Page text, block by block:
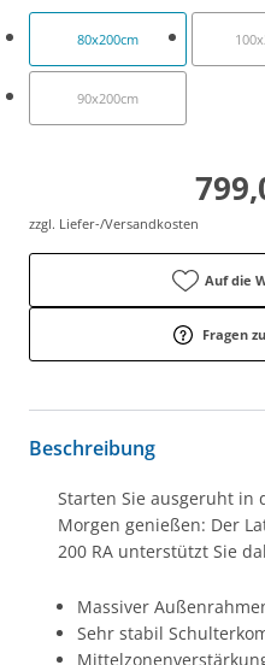
80x200cm
90x200cm
zzgl. Liefer-/Versandkosten
Auf die
Fragen
Beschreibung
Starten Sie ausgeruht in
Morgen genießen: Der
200 RA unterstützt Sie
Massiver
Sehr stabil